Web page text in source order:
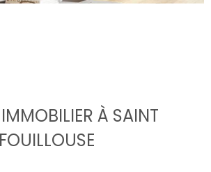
IMMOBILIER À SAINT
RECHERCHER